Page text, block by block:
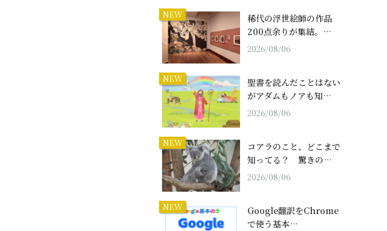
NEW
稀代の浮世絵師の作品
200点余りが集結。…
2026/08/06
NEW
聖書を読んだことはない
がアダムもノアも知…
2026/08/06
NEW
コアラのこと、どこまで
知ってる？ 驚きの…
2026/08/06
NEW
Google翻訳をChrome
で使う基本…